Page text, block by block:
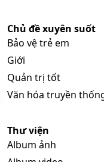
Chủ đề xuyên suốt
Bảo vệ trẻ em
Giới
Quản trị tốt
Văn hóa truyền
Thư viện
Album ảnh